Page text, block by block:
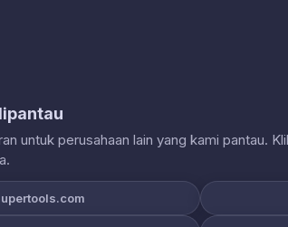
untuk perusahaan lain yang kami pantau.